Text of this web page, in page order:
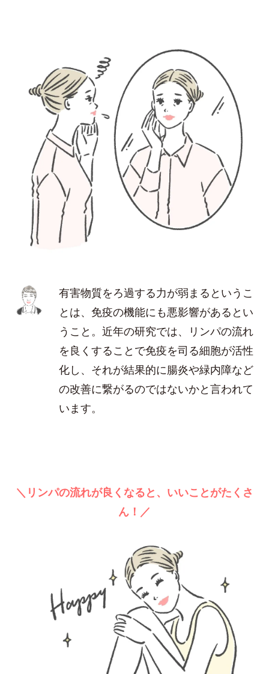
有害物質をろ過する力が弱まるというこ
とは、免疫の機能にも悪影響があるとい
うこと。近年の研究では、リンパの流れ
を良くすることで免疫を司る細胞が活性
化し、それが結果的に腸炎や緑内障など
の改善に繋がるのではないかと言われて
います。
＼リンパの流れが良くなると、いいことがたくさ
ん！／